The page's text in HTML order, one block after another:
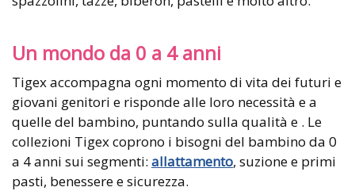
Un mondo da 0 a 4 anni
Tigex accompagna ogni momento di vita dei futuri e
giovani genitori e risponde alle loro necessità e a
quelle del bambino, puntando sulla qualità e . Le
collezioni Tigex coprono i bisogni del bambino da 0
a 4 anni sui segmenti: allattamento, suzione e primi
pasti, benessere e sicurezza.